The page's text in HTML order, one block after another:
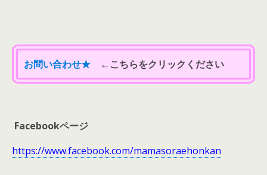
お問い合わせ★ ←こちらをクリックください
Facebookページ
https://www.facebook.com/mamasoraehonkan